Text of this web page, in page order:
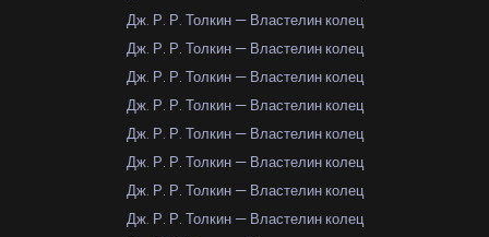
Дж. Р. Р. Толкин — Властелин колец
Дж. Р. Р. Толкин — Властелин колец
Дж. Р. Р. Толкин — Властелин колец
Дж. Р. Р. Толкин — Властелин колец
Дж. Р. Р. Толкин — Властелин колец
Дж. Р. Р. Толкин — Властелин колец
Дж. Р. Р. Толкин — Властелин колец
Дж. Р. Р. Толкин — Властелин колец